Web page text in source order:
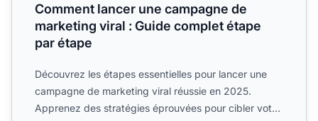
Comment lancer une campagne de
marketing viral : Guide complet étape
par étape
Découvrez les étapes essentielles pour lancer une
campagne de marketing viral réussie en 2025.
Apprenez des stratégies éprouvées pour cibler votre